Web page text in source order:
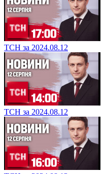
ТСН за 2024.08.12
ТСН за 2024.08.12